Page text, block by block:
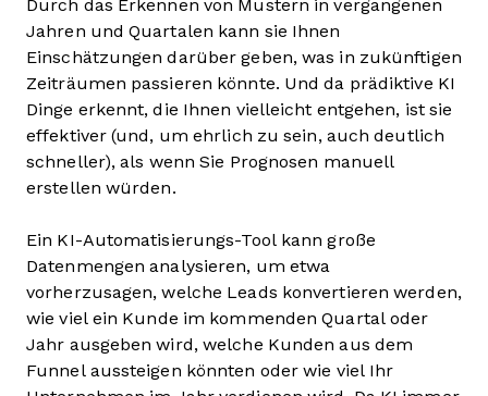
Durch das Erkennen von Mustern in vergangenen
Jahren und Quartalen kann sie Ihnen
Einschätzungen darüber geben, was in zukünftigen
Zeiträumen passieren könnte. Und da prädiktive KI
Dinge erkennt, die Ihnen vielleicht entgehen, ist sie
effektiver (und, um ehrlich zu sein, auch deutlich
schneller), als wenn Sie Prognosen manuell
erstellen würden.
Ein KI-Automatisierungs-Tool kann große
Datenmengen analysieren, um etwa
vorherzusagen, welche Leads konvertieren werden,
wie viel ein Kunde im kommenden Quartal oder
Jahr ausgeben wird, welche Kunden aus dem
Funnel aussteigen könnten oder wie viel Ihr